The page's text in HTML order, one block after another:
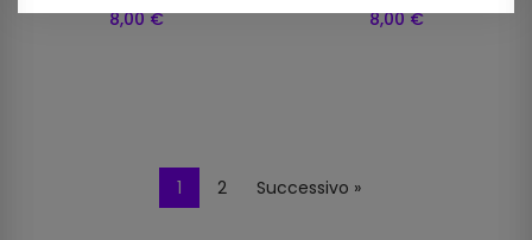
8,00 €
8,00 €
1 2 Successivo »